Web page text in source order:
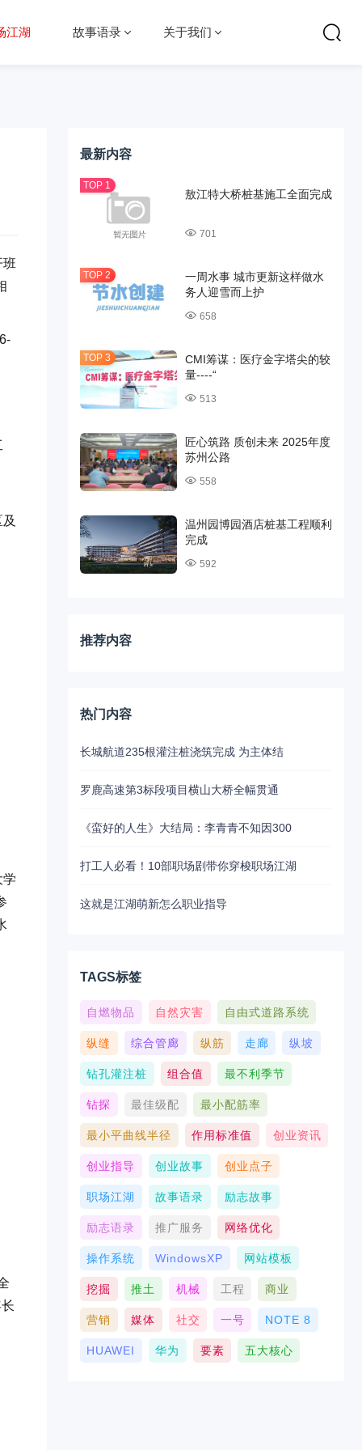
江湖 故事语录 关于我们
最新内容
敖江特大桥桩基施工全面完成
701
一周水事 城市更新这样做水
务人迎雪而上护
658
CMI筹谋：医疗金字塔尖的较
量----“
513
匠心筑路 质创未来 2025年度
苏州公路
558
温州园博园酒店桩基工程顺利
完成
592
推荐内容
热门内容
长城航道235根灌注桩浇筑完成 为主体结
罗鹿高速第3标段项目横山大桥全幅贯通
《蛮好的人生》大结局：李青青不知因300
打工人必看！10部职场剧带你穿梭职场江湖
这就是江湖萌新怎么职业指导
TAGS标签
自燃物品 自然灾害 自由式道路系统
纵缝 综合管廊 纵筋 走廊 纵坡
钻孔灌注桩 组合值 最不利季节
钻探 最佳级配 最小配筋率
最小平曲线半径 作用标准值 创业资讯
创业指导 创业故事 创业点子
职场江湖 故事语录 励志故事
励志语录 推广服务 网络优化
操作系统 WindowsXP 网站模板
挖掘 推土 机械 工程 商业
营销 媒体 社交 一号 NOTE 8
HUAWEI 华为 要素 五大核心